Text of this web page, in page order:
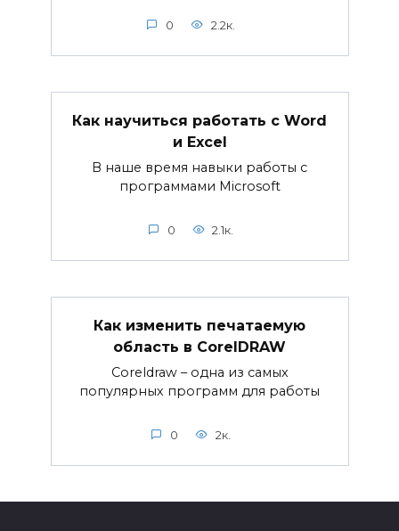
0 2.2к.
Как научиться работать с Word
и Excel
В наше время навыки работы с
программами Microsoft
0 2.1к.
Как изменить печатаемую
область в CorelDRAW
Coreldraw – одна из самых
популярных программ для работы
0 2к.